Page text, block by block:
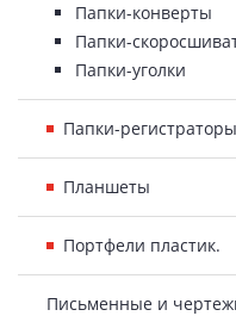
Папки-конверты
Папки-
Папки-уголки
Папки-
Планшеты
Портфели пластик.
Письменные и